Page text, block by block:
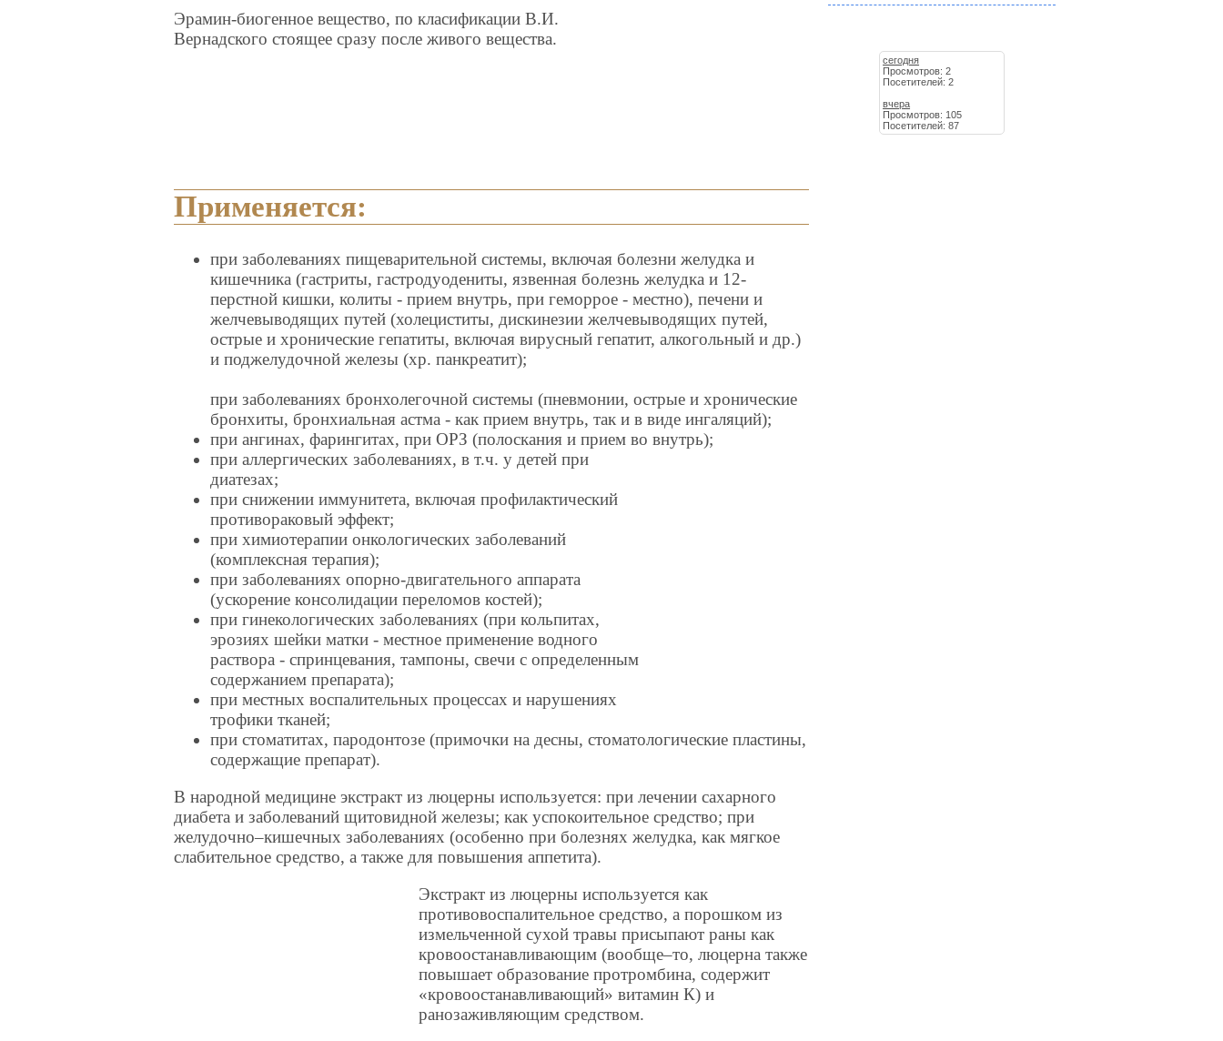
Эрамин-биогенное вещество, по класификации В.И.
Вернадского стоящее сразу после живого вещества.
Применяется:
при заболеваниях пищеварительной системы, включая болезни желудка и
кишечника (гастриты, гастродуодениты, язвенная болезнь желудка и 12-
перстной кишки, колиты - прием внутрь, при геморрое - местно), печени и
желчевыводящих путей (холециститы, дискинезии желчевыводящих путей,
острые и хронические гепатиты, включая вирусный гепатит, алкогольный и др.)
и поджелудочной железы (хр. панкреатит);
при заболеваниях бронхолегочной системы (пневмонии, oстрые и хронические
бронхиты, бронхиальная астма - как прием внутрь, так и в виде ингаляций);
при ангинах, фарингитах, при ОРЗ (полоскания и прием во внутрь);
при аллергических заболеваниях, в т.ч. у детей при
диатезах;
при снижении иммунитета, включая профилактический
противораковый эффект;
при химиотерапии онкологических заболеваний
(комплексная терапия);
при заболеваниях опорно-двигательного аппарата
(ускорение консолидации переломов костей);
при гинекологических заболеваниях (при кольпитах,
эрозиях шейки матки - местное применение водного
раствора - спринцевания, тампоны, свечи с определенным
содержанием препарата);
при местных воспалительных процессах и нарушениях
трофики тканей;
при стоматитах, пародонтозе (примочки на десны, стоматологические пластины,
содержащие препарат).
В народной медицине экстракт из люцерны используется: при лечении сахарного
диабета и заболеваний щитовидной железы; как успокоительное средство; при
желудочно–кишечных заболеваниях (особенно при болезнях желудка, как мягкое
слабительное средство, а также для повышения аппетита).
Экстракт из люцерны используется как
противовоспалительное средство, а порошком из
измельченной сухой травы присыпают раны как
кровоостанавливающим (вообще–то, люцерна также
повышает образование протромбина, содержит
«кровоостанавливающий» витамин К) и
ранозаживляющим средством.
сегодня
Просмотров: 2
Посетителей: 2
вчера
Просмотров: 105
Посетителей: 87